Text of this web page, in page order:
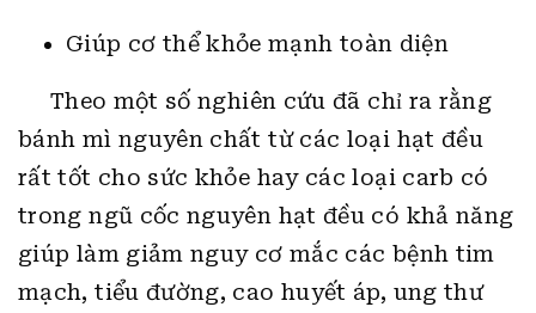
Giúp cơ thể khỏe mạnh toàn diện
Theo một số nghiên cứu đã chỉ ra rằng
bánh mì nguyên chất từ các loại hạt đều
rất tốt cho sức khỏe hay các loại carb có
trong ngũ cốc nguyên hạt đều có khả năng
giúp làm giảm nguy cơ mắc các bệnh tim
mạch, tiểu đường, cao huyết áp, ung thư